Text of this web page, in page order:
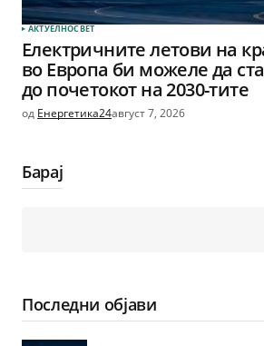
АКТУЕЛНОСВЕТ
Електричните летови на
во Европа би можеле да
до почетокот на 2030-тите
од Енергетика24август 7, 2026
Барај
Последни објави